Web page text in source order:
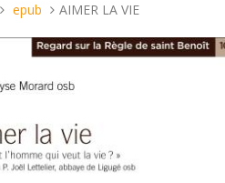
epub AIMER LA VIE